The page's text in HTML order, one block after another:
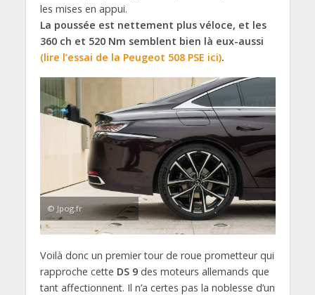
les mises en appui.
La poussée est nettement plus véloce, et les
360 ch et 520 Nm semblent bien là eux-aussi
(lire l’essai de la Peugeot 508 PSE ici).
© Jpog.fr
Voilà donc un premier tour de roue prometteur qui
rapproche cette DS 9des moteurs allemands que
tant affectionnent. Il n’a certes pas la noblesse d’un